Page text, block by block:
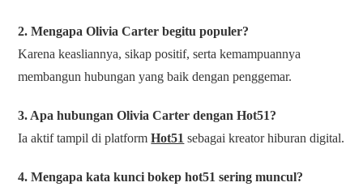
2. Mengapa Olivia Carter begitu populer?
Karena keasliannya, sikap positif, serta kemampuannya
membangun hubungan yang baik dengan penggemar.
3. Apa hubungan Olivia Carter dengan Hot51?
Ia aktif tampil di platformHot51 sebagai kreator hiburan digital.
4. Mengapa kata kunci bokep hot51 sering muncul?